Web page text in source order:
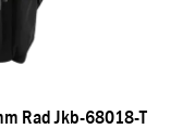
Rad Jkb-68018-T